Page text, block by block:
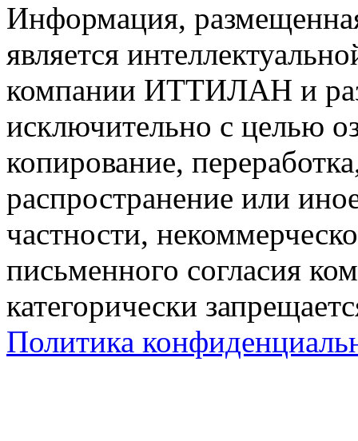
Информация,
является
компании ИТТИЛАН и
исключительно с целью
копирование,
распространение или
частности,
письменного согласия
категорически
Политика